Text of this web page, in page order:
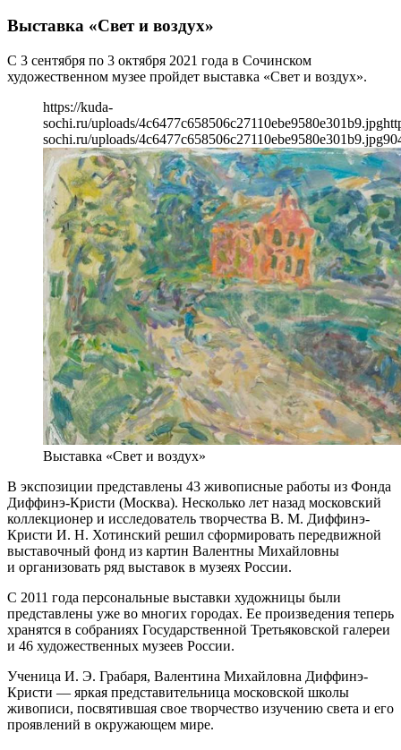
Выставка «Свет и воздух»
С 3 сентября по 3 октября 2021 года в Сочинском
художественном музее пройдет выставка «Свет и воздух».
https://kuda-
sochi.ru/uploads/4c6477c658506c27110ebe9580e301b9.jpg
sochi.ru/uploads/4c6477c658506c27110ebe9580e301b9.jpg
Выставка «Свет и воздух»
В экспозиции представлены 43 живописные работы из Фонда
Диффинэ-Кристи (Москва). Несколько лет назад московский
коллекционер и исследователь творчества В. М. Диффинэ-
Кристи И. Н. Хотинский решил сформировать передвижной
выставочный фонд из картин Валентны Михайловны
и организовать ряд выставок в музеях России.
С 2011 года персональные выставки художницы были
представлены уже во многих городах. Ее произведения теперь
хранятся в собраниях Государственной Третьяковской галереи
и 46 художественных музеев России.
Ученица И. Э. Грабаря, Валентина Михайловна Диффинэ-
Кристи — яркая представительница московской школы
живописи, посвятившая свое творчество изучению света и его
проявлений в окружающем мире.